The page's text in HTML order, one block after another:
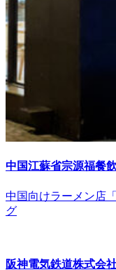
中国江蘇省宗源福餐
中国向けラーメン店
グ
阪神電気鉄道株式会